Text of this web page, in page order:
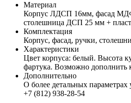
Материал
Корпус ЛДСП 16мм, фасад
столешница ДСП 25 мм +
Комплектация
Корпус, фасад, ручки,
Характеристики
Цвет корпуса: белый. Высота
фартука. Возможно дополнить
Дополнительно
О более детальных параметрах
+7 (812) 938-28-54